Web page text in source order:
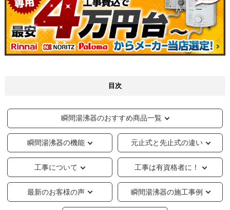
目次
瞬間湯沸器のおすすめ商品一覧
瞬間湯沸器の機能 元止式と先止式の違い
工事について 工事は有資格者に！
最新のお客様の声 瞬間湯沸器の施工事例